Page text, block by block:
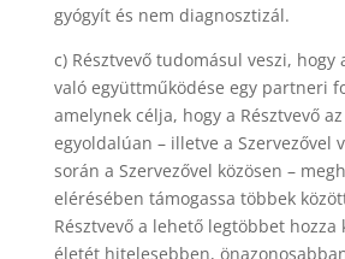
gyógyít és nem diagnosztizál.
c) Résztvevő tudomásul veszi, hogy
való együttműködése egy partneri
amelynek célja, hogy a Résztvevő
egyoldalúan – illetve a Szervezővel
során a Szervezővel közösen –
elérésében támogassa többek
Résztvevő a lehető legtöbbet hozza
életét hitelesebben,